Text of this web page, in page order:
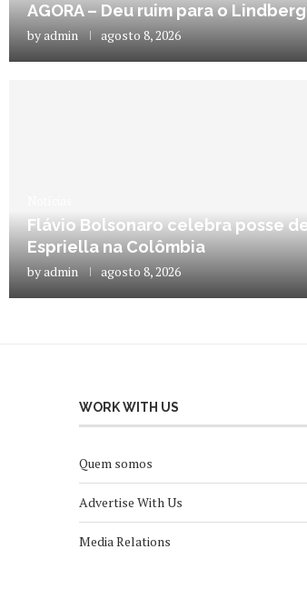
AGORA – Deu ruim para o
byadmin agosto 8, 2026
Flávio Bolsonaro celebra posse
Espriella na Colômbia
byadmin agosto 8, 2026
WORK WITH US
Quem somos
Advertise With Us
Media Relations